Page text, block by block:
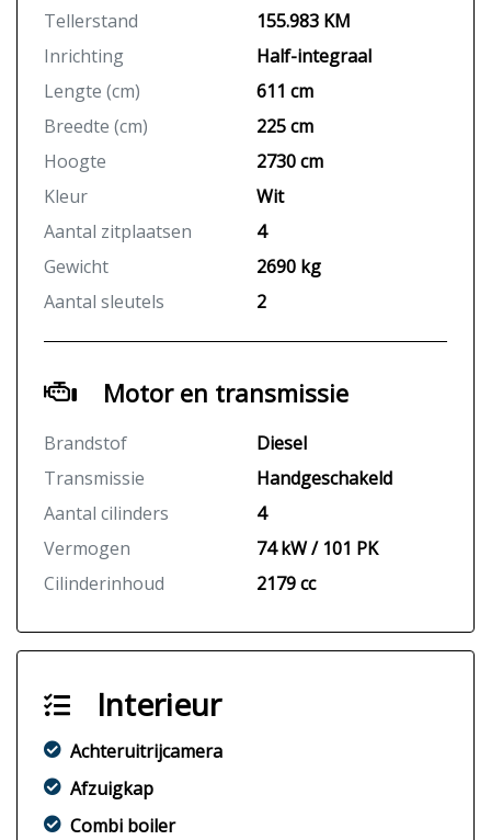
Tellerstand
155.983 KM
Inrichting
Half-integraal
Lengte (cm)
611 cm
Breedte (cm)
225 cm
Hoogte
2730 cm
Kleur
Wit
Aantal zitplaatsen
4
Gewicht
2690 kg
Aantal sleutels
2
Motor en transmissie
Brandstof
Diesel
Transmissie
Handgeschakeld
Aantal cilinders
4
Vermogen
74 kW / 101 PK
Cilinderinhoud
2179 cc
Interieur
Achteruitrijcamera
Afzuigkap
Combi boiler